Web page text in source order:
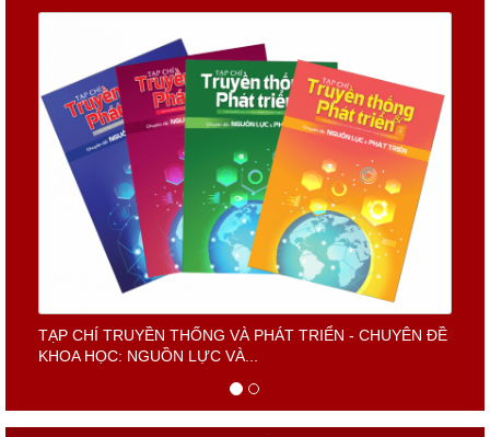
TẠP CHÍ TRUYỀN THỐNG VÀ PHÁT TRIỂN - CHUYÊN ĐỀ
KHOA HỌC: NGUỒN LỰC VÀ...